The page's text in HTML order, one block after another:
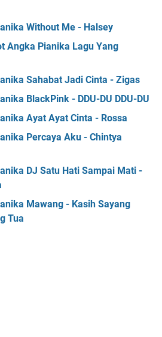
Without Me - Halsey
Angka Pianika Lagu Yang
Sahabat Jadi Cinta - Zigas
BlackPink - DDU-DU DDU-DU
Ayat Ayat Cinta - Rossa
Percaya Aku - Chintya
DJ Satu Hati Sampai Mati -
Mawang - Kasih Sayang
Tua